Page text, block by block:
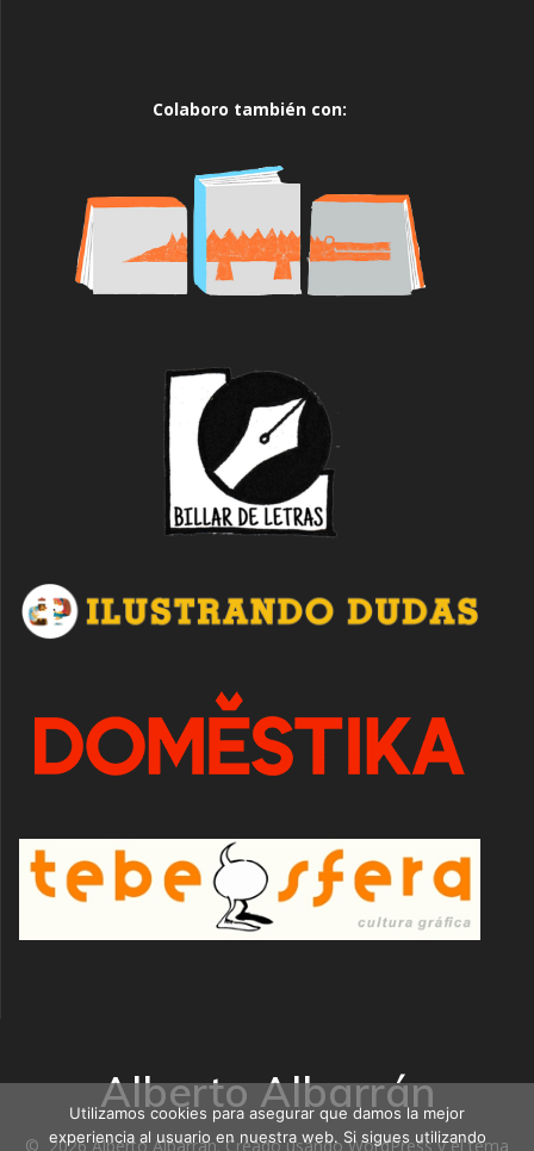
Colaboro también con:
Alberto Albarrán
© 2026 Alberto Albarrán. Creado usando WordPress y eltema
Utilizamos cookies para asegurar que damos la mejor
experiencia al usuario en nuestra web. Si sigues utilizando